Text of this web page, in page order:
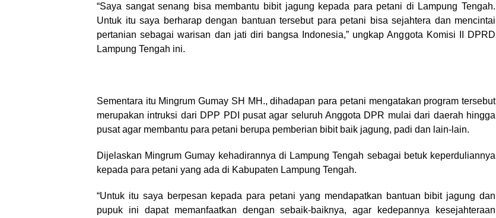
“Saya sangat senang bisa membantu bibit jagung kepada para petani di Lampung Tengah.
Untuk itu saya berharap dengan bantuan tersebut para petani bisa sejahtera dan mencintai
pertanian sebagai warisan dan jati diri bangsa Indonesia,” ungkap Anggota Komisi II DPRD
Lampung Tengah ini.
Sementara itu Mingrum Gumay SH MH., dihadapan para petani mengatakan program tersebut
merupakan intruksi dari DPP PDI pusat agar seluruh Anggota DPR mulai dari daerah hingga
pusat agar membantu para petani berupa pemberian bibit baik jagung, padi dan lain-lain.
Dijelaskan Mingrum Gumay kehadirannya di Lampung Tengah sebagai betuk keperduliannya
kepada para petani yang ada di Kabupaten Lampung Tengah.
“Untuk itu saya berpesan kepada para petani yang mendapatkan bantuan bibit jagung dan
pupuk ini dapat memanfaatkan dengan sebaik-baiknya, agar kedepannya kesejahteraan